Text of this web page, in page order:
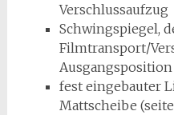
Verschlussaufzug
Schwingspiegel,
Filmtransport/
fest eingebauter
Mattscheibe